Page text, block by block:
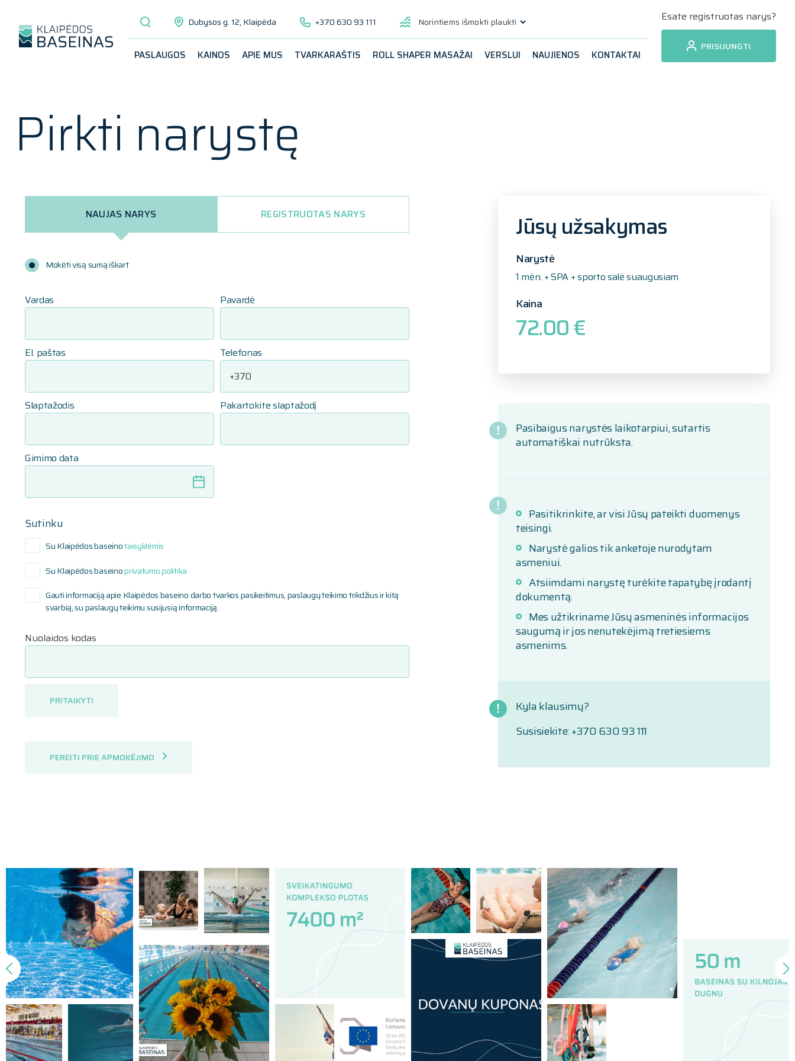
Dubysos g. 12, Klaipėda +370 630 93 111 Norintiems išmokti plaukti
PASLAUGOS KAINOS APIE MUS TVARKARAŠTIS ROLL SHAPER MASAŽAI VERSLUI NAUJIENOS KONTAKTAI
Esate registruotas narys?
PRISIJUNGTI
Pirkti narystę
NAUJAS NARYS REGISTRUOTAS NARYS
Mokėti visą sumą iškart
Vardas Pavardė
El. paštas Telefonas
Slaptažodis Pakartokite slaptažodį
Gimimo data
Sutinku
Su Klaipėdos baseinotaisyklėmis
Su Klaipėdos baseinoprivatumo politika
Gauti informaciją apie Klaipėdos baseino darbo tvarkos pasikeitimus, paslaugų teikimo trikdžius ir kitą
svarbią, su paslaugų teikimu susijusią informaciją.
Nuolaidos kodas
PRITAIKYTI
PEREITI PRIE APMOKĖJIMO
Jūsų užsakymas
Narystė
1 mėn. + SPA + sporto salė suaugusiam
Kaina
72.00 €
Pasibaigus narystės laikotarpiui, sutartis
automatiškai nutrūksta.
Pasitikrinkite, ar visi Jūsų pateikti duomenys
teisingi.
Narystė galios tik anketoje nurodytam
asmeniui.
Atsiimdami narystę turėkite tapatybę įrodantį
dokumentą.
Mes užtikriname Jūsų asmeninės informacijos
saugumą ir jos nenutekėjimą tretiesiems
asmenims.
Kyla klausimų?
Susisiekite: +370 630 93 111